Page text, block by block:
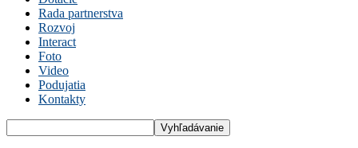
Rada partnerstva
Rozvoj
Interact
Foto
Video
Podujatia
Kontakty